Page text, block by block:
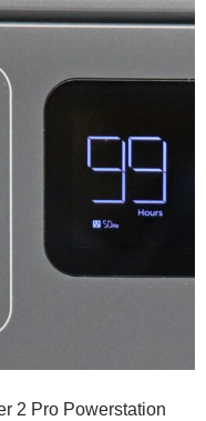
2 Pro Powerstation